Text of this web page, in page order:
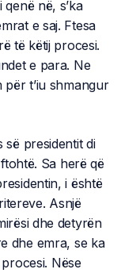
në, s’ka
e saj. Ftesa
të këtij procesi.
e para. Ne
t’iu shmangur
së presidentit di
Sa herë që
i është
Asnjë
dhe detyrën
dhe emra, se ka
Nëse